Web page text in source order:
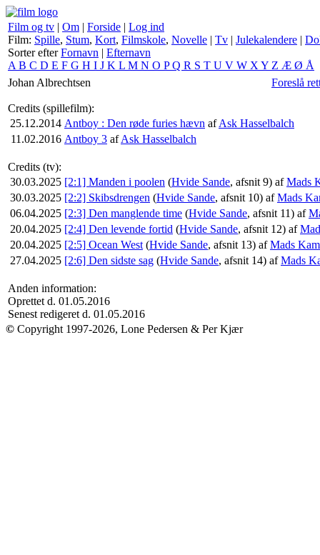
Film og tv | Om | Forside | Log ind
Film: Spille, Stum, Kort, Filmskole, Novelle | Tv | Julekalendere |
Sorter efterFornavn | Efternavn
A B C D E F G H I J K L M N O PQ R S T U V W X Y Z Æ Ø Å
Foreslå
Johan Albrechtsen
Credits (spillefilm):
25.12.2014 Antboy : Den røde furies hævn afAsk Hasselbalch
11.02.2016 Antboy 3 afAsk Hasselbalch
Credits (tv):
30.03.2025 [2:1] Manden i poolen (Hvide Sande, afsnit 9) afMads
30.03.2025 [2:2] Skibsdrengen (Hvide Sande, afsnit 10) afMads
06.04.2025 [2:3] Den manglende time (Hvide Sande, afsnit 11) af
20.04.2025 [2:4] Den levende fortid (Hvide Sande, afsnit 12) af
20.04.2025 [2:5] Ocean West (Hvide Sande, afsnit 13) afMads
27.04.2025 [2:6] Den sidste sag (Hvide Sande, afsnit 14) afMads
Anden information:
Oprettet d. 01.05.2016
Senest redigeret d. 01.05.2016
© Copyright 1997-2026, Lone Pedersen & Per Kjær